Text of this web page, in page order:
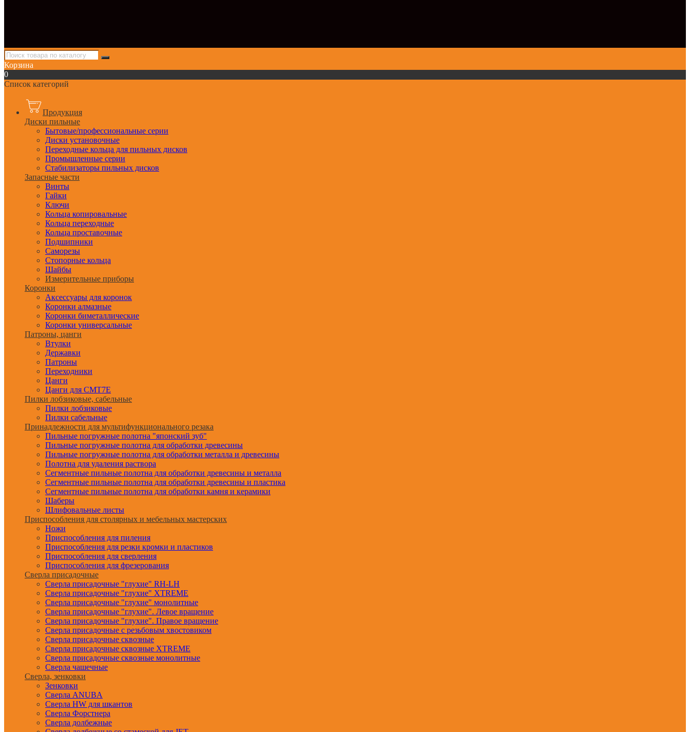
Корзина
0
Список категорий
Продукция
Диски пильные
Бытовые/профессиональные серии
Диски установочные
Переходные кольца для пильных дисков
Промышленные серии
Стабилизаторы пильных дисков
Запасные части
Винты
Гайки
Ключи
Кольца копировальные
Кольца переходные
Кольца проставочные
Подшипники
Саморезы
Стопорные кольца
Шайбы
Измерительные приборы
Коронки
Аксессуары для коронок
Коронки алмазные
Коронки биметаллические
Коронки универсальные
Патроны, цанги
Втулки
Державки
Патроны
Переходники
Цанги
Цанги для CMT7E
Пилки лобзиковые, сабельные
Пилки лобзиковые
Пилки сабельные
Принадлежности для мультифункционального резака
Пильные погружные полотна "японский зуб"
Пильные погружные полотна для обработки древесины
Пильные погружные полотна для обработки металла и древесины
Полотна для удаления раствора
Сегментные пильные полотна для обработки древесины и металла
Сегментные пильные полотна для обработки древесины и пластика
Сегментные пильные полотна для обработки камня и керамики
Шаберы
Шлифовальные листы
Приспособления для столярных и мебельных мастерских
Ножи
Приспособления для пиления
Приспособления для резки кромки и пластиков
Приспособления для сверления
Приспособления для фрезерования
Сверла присадочные
Сверла присадочные "глухие" RH-LH
Сверла присадочные "глухие" XTREME
Сверла присадочные "глухие" монолитные
Сверла присадочные "глухие". Левое вращение
Сверла присадочные "глухие". Правое вращение
Сверла присадочные с резьбовым хвостовиком
Сверла присадочные сквозные
Сверла присадочные сквозные XTREME
Сверла присадочные сквозные монолитные
Сверла чашечные
Сверла, зенковки
Зенковки
Сверла ANUBA
Сверла HW для шкантов
Сверла Форстнера
Сверла долбежные